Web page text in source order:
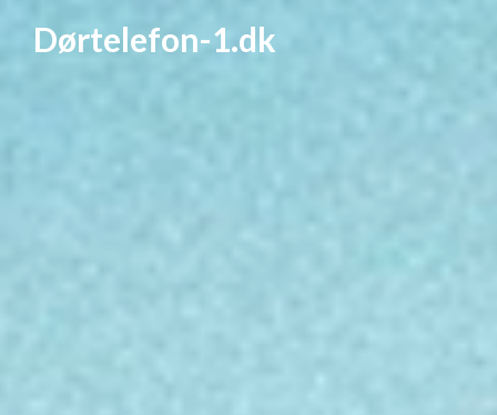
Dørtelefon-1.dk